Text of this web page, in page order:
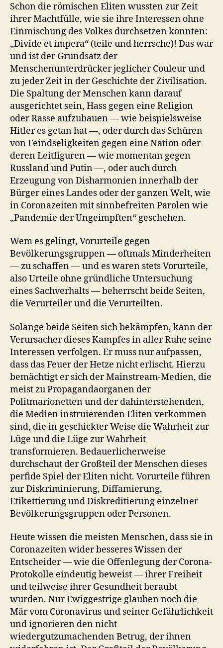
Schon die römischen Eliten wussten zur Zeit
ihrer Machtfülle, wie sie ihre Interessen ohne
Einmischung des Volkes durchsetzen konnten:
„Divide et impera“ (teile und herrsche)! Das war
und ist der Grundsatz der
Menschenunterdrücker jeglicher Couleur und
zu jeder Zeit in der Geschichte der Zivilisation.
Die Spaltung der Menschen kann darauf
ausgerichtet sein, Hass gegen eine Religion
oder Rasse aufzubauen — wie beispielsweise
Hitler es getan hat —, oder durch das Schüren
von Feindseligkeiten gegen eine Nation oder
deren Leitfiguren — wie momentan gegen
Russland und Putin —, oder auch durch
Erzeugung von Disharmonien innerhalb der
Bürger eines Landes oder der ganzen Welt, wie
in Coronazeiten mit sinnbefreiten Parolen wie
„Pandemie der Ungeimpften“ geschehen.
Wem es gelingt, Vorurteile gegen
Bevölkerungsgruppen — oftmals Minderheiten
— zu schaffen — und es waren stets Vorurteile,
also Urteile ohne gründliche Untersuchung
eines Sachverhalts — beherrscht beide Seiten,
die Verurteiler und die Verurteilten.
Solange beide Seiten sich bekämpfen, kann der
Verursacher dieses Kampfes in aller Ruhe seine
Interessen verfolgen. Er muss nur aufpassen,
dass das Feuer der Hetze nicht erlischt. Hierzu
bemächtigt er sich der Mainstream-Medien, die
meist zu Propagandaorganen der
Politmarionetten und der dahinterstehenden,
die Medien instruierenden Eliten verkommen
sind, die in geschickter Weise die Wahrheit zur
Lüge und die Lüge zur Wahrheit
transformieren. Bedauerlicherweise
durchschaut der Großteil der Menschen dieses
perfide Spiel der Eliten nicht. Vorurteile führen
zur Diskriminierung, Diffamierung,
Etikettierung und Diskreditierung einzelner
Bevölkerungsgruppen oder Personen.
Heute wissen die meisten Menschen, dass sie in
Coronazeiten wider besseres Wissen der
Entscheider — wie die Offenlegung der Corona-
Protokolle eindeutig beweist — ihrer Freiheit
und teilweise ihrer Gesundheit beraubt
wurden. Nur Ewiggestrige glauben noch die
Mär vom Coronavirus und seiner Gefährlichkeit
und ignorieren den nicht
wiedergutzumachenden Betrug, der ihnen